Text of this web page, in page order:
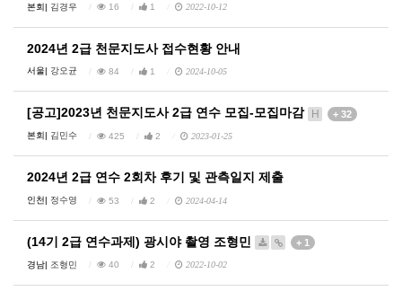
본회| 김경우 16 1 2022-10-12
2024년 2급 천문지도사 접수현황 안내
서울| 강오균 84 1 2024-10-05
[공고]2023년 천문지도사 2급 연수 모집-모집마감 H + 32
본회| 김민수 425 2 2023-01-25
2024년 2급 연수 2회차 후기 및 관측일지 제출
인천| 정수영 53 2 2024-04-14
(14기 2급 연수과제) 광시야 촬영 조형민 + 1
경남| 조형민 40 2 2022-10-02